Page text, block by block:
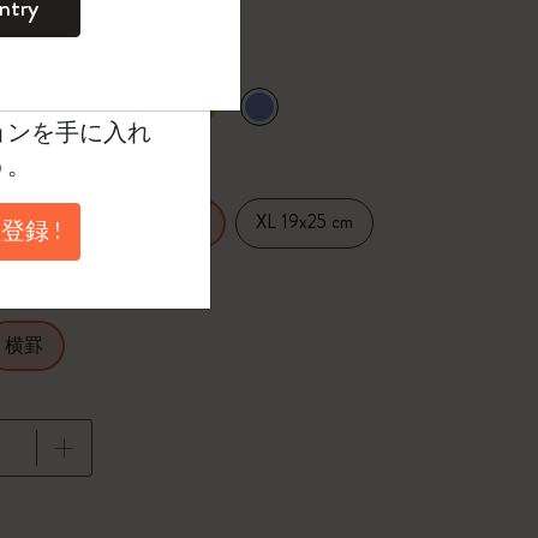
選択済
カラー
cm XL 19x25 cm
横罫
を手に入れ
録 !